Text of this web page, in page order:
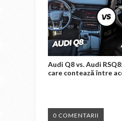
Audi Q8 vs. Audi
care contează între
0 COMENTARII